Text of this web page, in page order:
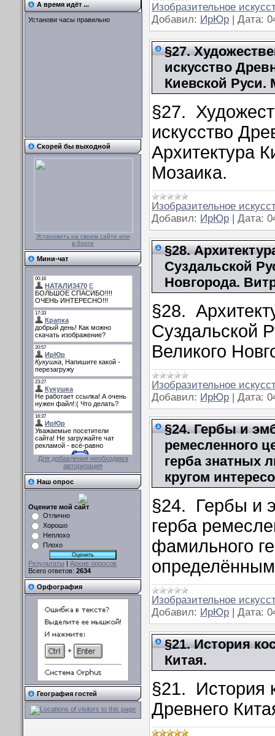
А время идёт ...
Установи часы правильно
Скорей бы выходной
Установить на своем сайте или
в блоге
Мини-чат
Для добавления необходима
авторизация
Наш опрос
Оцените мой сайт
Отлично
Хорошо
Неплохо
Плохо
Результаты | Архив опросов
Всего ответов: 2634
Орфография
География гостей
Изобразительное
Добавил: ИрЮр Дата:
§27.
искусство
Киевской Руси.
§27.
искусство
Архитектура
Мозаика.
Изобразительное
Добавил: ИрЮр Дата:
§28.
Суздальской
Новгорода.
§28.
Суздальской
Великого
Изобразительное
Добавил: ИрЮр Дата:
§24. Гербы и
ремесленного
герба знатных
кругом
§24. Гербы и
герба
фамильного
Изобразительное
Добавил: ИрЮр Дата:
§21. История
Китая.
§21. История
Древнего